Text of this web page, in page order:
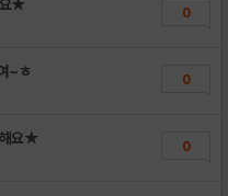
요★ 0
~ㅎ 0
해요★ 0